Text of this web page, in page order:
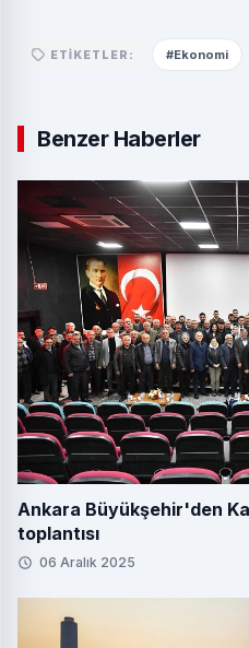
ETIKETLER: #Ekonomi
Benzer Haberler
Ankara Büyükşehir'den
toplantısı
06 Aralık 2025